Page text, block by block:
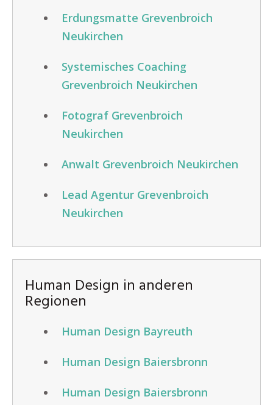
Erdungsmatte Grevenbroich
Neukirchen
Systemisches Coaching
Grevenbroich Neukirchen
Fotograf Grevenbroich
Neukirchen
Anwalt Grevenbroich Neukirchen
Lead Agentur Grevenbroich
Neukirchen
Human Design in anderen
Regionen
Human Design Bayreuth
Human Design Baiersbronn
Human Design Baiersbronn